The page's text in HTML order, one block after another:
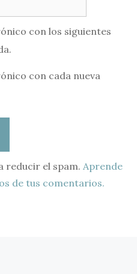
con los siguientes
con cada nueva
reducir el spam. Aprende
de tus comentarios.